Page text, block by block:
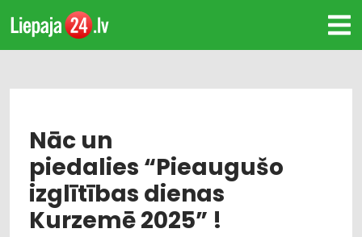
Nāc un
piedalies “Pieaugušo
izglītības dienas
Kurzemē 2025” !